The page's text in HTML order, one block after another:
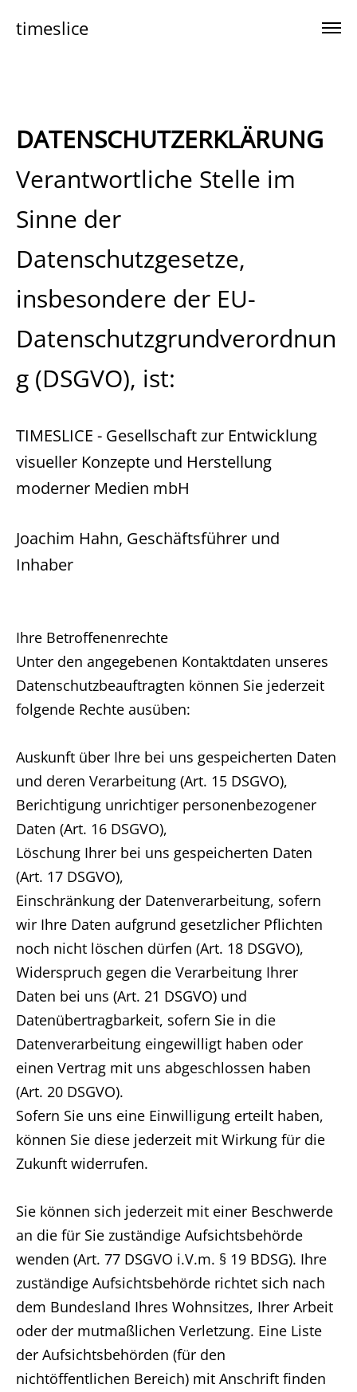
timeslice
DATENSCHUTZERKLÄRUNG
Verantwortliche Stelle im
Sinne der
Datenschutzgesetze,
insbesondere der EU-
Datenschutzgrundverordnun
g (DSGVO), ist:
TIMESLICE - Gesellschaft zur Entwicklung
visueller Konzepte und Herstellung
moderner Medien mbH
Joachim Hahn, Geschäftsführer und
Inhaber
Ihre Betroffenenrechte
Unter den angegebenen Kontaktdaten unseres
Datenschutzbeauftragten können Sie jederzeit
folgende Rechte ausüben:
Auskunft über Ihre bei uns gespeicherten Daten
und deren Verarbeitung (Art. 15 DSGVO),
Berichtigung unrichtiger personenbezogener
Daten (Art. 16 DSGVO),
Löschung Ihrer bei uns gespeicherten Daten
(Art. 17 DSGVO),
Einschränkung der Datenverarbeitung, sofern
wir Ihre Daten aufgrund gesetzlicher Pflichten
noch nicht löschen dürfen (Art. 18 DSGVO),
Widerspruch gegen die Verarbeitung Ihrer
Daten bei uns (Art. 21 DSGVO) und
Datenübertragbarkeit, sofern Sie in die
Datenverarbeitung eingewilligt haben oder
einen Vertrag mit uns abgeschlossen haben
(Art. 20 DSGVO).
Sofern Sie uns eine Einwilligung erteilt haben,
können Sie diese jederzeit mit Wirkung für die
Zukunft widerrufen.
Sie können sich jederzeit mit einer Beschwerde
an die für Sie zuständige Aufsichtsbehörde
wenden (Art. 77 DSGVO i.V.m. § 19 BDSG). Ihre
zuständige Aufsichtsbehörde richtet sich nach
dem Bundesland Ihres Wohnsitzes, Ihrer Arbeit
oder der mutmaßlichen Verletzung. Eine Liste
der Aufsichtsbehörden (für den
nichtöffentlichen Bereich) mit Anschrift finden